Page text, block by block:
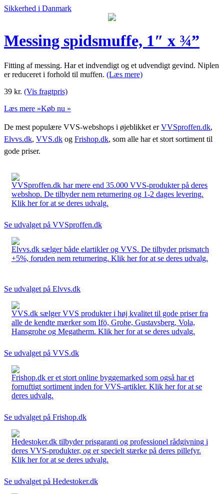
Sikkerhed i Danmark
Messing spidsmuffe, 1″ x ¾”
Fitting af messing. Har et indvendigt og et udvendigt gevind. Niplen
er reduceret i forhold til muffen. (Læs mere)
39 kr. (Vis fragtpris)
Læs mere »Køb nu »
De mest populære VVS-webshops i øjeblikket erVVSproffen.dk,
Elvvs.dk, VVS.dk og Frishop.dk, som alle har et stort sortiment til
gode priser.
VVSproffen.dk har mere end 35.000 VVS-produkter på deres
webshop. De tilbyder nem returnering og 1-2 dages levering.
Klik her for at se deres udvalg.
Se udvalget på VVSproffen.dk
Elvvs.dk sælger både elartikler og VVS. De tilbyder prismatch
+5%, foruden nem returnering. Klik her for at se deres udvalg.
Se udvalget på Elvvs.dk
VVS.dk sælger VVS produkter i høj kvalitet til gode priser fra
alle de kendte mærker som Ifö, Grohe, Gustavsberg, Vola,
Hansgrohe og Megatherm. Klik her for at se deres udvalg.
Se udvalget på VVS.dk
Frishop.dk er et stort online byggemarked som også har et
fornuftigt sortiment inden for VVS-artikler. Klik her for at se
deres udvalg.
Se udvalget på Frishop.dk
Hedestoker.dk tilbyder prisgaranti og professionel rådgivning i
deres VVS-produkter, og er specielt stærke på deres pillefyr.
Klik her for at se deres udvalg.
Se udvalget på Hedestoker.dk